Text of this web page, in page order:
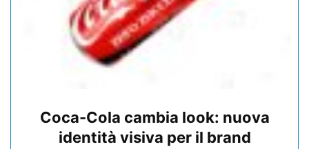
Coca-Cola cambia look: nuova
identità visiva per il brand